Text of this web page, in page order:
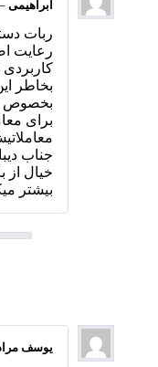
ابراهیمی –
ربات
رعایت
بخاطر
بخصوص
برای
جناب
خیال از
بیشتر
یوسف